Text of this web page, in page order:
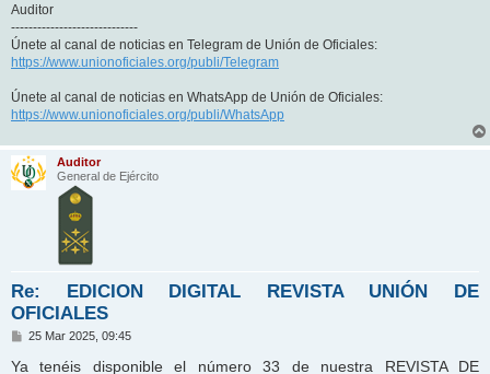
Auditor
-----------------------------
Únete al canal de noticias en Telegram de Unión de Oficiales:
https://www.unionoficiales.org/publi/Telegram
Únete al canal de noticias en WhatsApp de Unión de Oficiales:
https://www.unionoficiales.org/publi/WhatsApp
Auditor
General de Ejército
Re: EDICION DIGITAL REVISTA UNIÓN DE
OFICIALES
M
n
25 Mar 2025, 09:45
Ya tenéis disponible el número 33 de nuestra REVISTA DE